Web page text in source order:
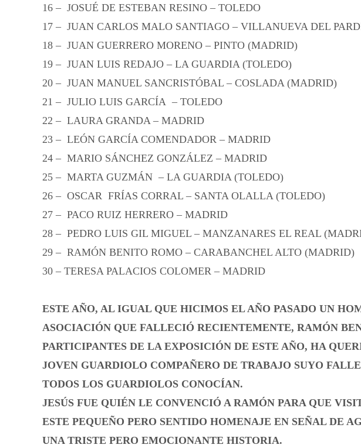
16 – JOSUÉ DE ESTEBAN RESINO – TOLEDO
17 – JUAN CARLOS MALO SANTIAGO – VILLANUEVA DEL
18 – JUAN GUERRERO MORENO – PINTO (MADRID)
19 – JUAN LUIS REDAJO – LA GUARDIA (TOLEDO)
20 – JUAN MANUEL SANCRISTÓBAL – COSLADA (MADRID)
21 – JULIO LUIS GARCÍA – TOLEDO
22 – LAURA GRANDA – MADRID
23 – LEÓN GARCÍA COMENDADOR – MADRID
24 – MARIO SÁNCHEZ GONZÁLEZ – MADRID
25 – MARTA GUZMÁN – LA GUARDIA (TOLEDO)
26 – OSCAR FRÍAS CORRAL – SANTA OLALLA (TOLEDO)
27 – PACO RUIZ HERRERO – MADRID
28 – PEDRO LUIS GIL MIGUEL – MANZANARES EL REAL
29 – RAMÓN BENITO ROMO – CARABANCHEL ALTO (MADRID)
30 – TERESA PALACIOS COLOMER – MADRID
ESTE AÑO, AL IGUAL QUE HICIMOS EL AÑO PASADO UN
ASOCIACIÓN QUE FALLECIÓ RECIENTEMENTE, RAMÓN
PARTICIPANTES DE LA EXPOSICIÓN DE ESTE AÑO, HA
JOVEN GUARDIOLO COMPAÑERO DE TRABAJO SUYO
TODOS LOS GUARDIOLOS CONOCÍAN.
JESÚS FUE QUIÉN LE CONVENCIÓ A RAMÓN PARA QUE
ESTE PEQUEÑO PERO SENTIDO HOMENAJE EN SEÑAL DE
UNA TRISTE PERO EMOCIONANTE HISTORIA.